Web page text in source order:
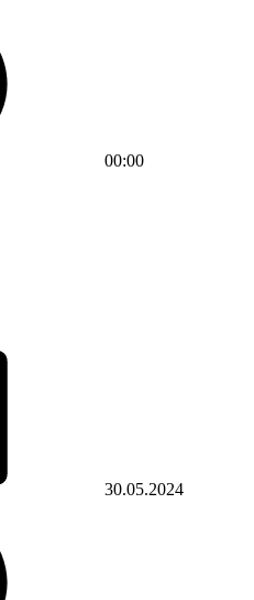
00:00
30.05.2024